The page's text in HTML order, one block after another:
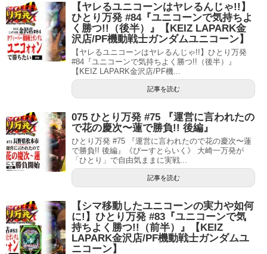
【ヤレるユニコーンはヤレるんじゃ!!】
ひとり万発 #84『ユニコーンで気持ちよ
く勝つ!!（後半）』【KEIZ LAPARK金
沢店/PF機動戦士ガンダムユニコーン】
【ヤレるユニコーンはヤレるんじゃ!!】ひとり万発
#84『ユニコーンで気持ちよく勝つ!!（後半）』
【KEIZ LAPARK金沢店/PF機...
記事を読む
075 ひとり万発 #75 『運営に言われたの
で花の慶次〜蓮で勝負!! 後編』
ひとり万発 #75 『運営に言われたので花の慶次〜蓮
で勝負!! 後編』《ぴーすとらいく》 大崎一万発が
「ひとり」で自由気ままに実戦...
記事を読む
【シマ移動したユニコーンの実力や如何
に!】ひとり万発 #83『ユニコーンで気
持ちよく勝つ!!（前半）』【KEIZ
LAPARK金沢店/PF機動戦士ガンダムユ
ニコーン】